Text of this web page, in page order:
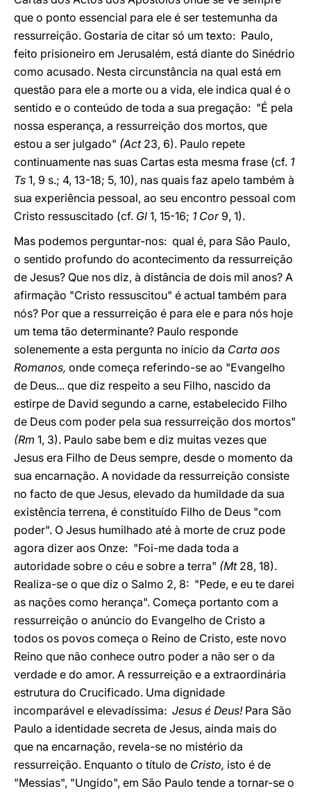
que o ponto essencial para ele é ser testemunha da
ressurreição. Gostaria de citar só um texto: Paulo,
feito prisioneiro em Jerusalém, está diante do Sinédrio
como acusado. Nesta circunstância na qual está em
questão para ele a morte ou a vida, ele indica qual é o
sentido e o conteúdo de toda a sua pregação: "É pela
nossa esperança, a ressurreição dos mortos, que
estou a ser julgado" (Act23, 6). Paulo repete
continuamente nas suas Cartas esta mesma frase (cf. 1
Ts 1, 9 s.; 4, 13-18; 5, 10), nas quais faz apelo também à
sua experiência pessoal, ao seu encontro pessoal com
Cristo ressuscitado (cf. Gl 1, 15-16; 1 Cor 9, 1).
Mas podemos perguntar-nos: qual é, para São Paulo,
o sentido profundo do acontecimento da ressurreição
de Jesus? Que nos diz, à distância de dois mil anos? A
afirmação "Cristo ressuscitou" é actual também para
nós? Por que a ressurreição é para ele e para nós hoje
um tema tão determinante? Paulo responde
solenemente a esta pergunta no início da Carta aos
Romanos, onde começa referindo-se ao "Evangelho
de Deus... que diz respeito a seu Filho, nascido da
estirpe de David segundo a carne, estabelecido Filho
de Deus com poder pela sua ressurreição dos mortos"
(Rm 1, 3). Paulo sabe bem e diz muitas vezes que
Jesus era Filho de Deus sempre, desde o momento da
sua encarnação. A novidade da ressurreição consiste
no facto de que Jesus, elevado da humildade da sua
existência terrena, é constituído Filho de Deus "com
poder". O Jesus humilhado até à morte de cruz pode
agora dizer aos Onze: "Foi-me dada toda a
autoridade sobre o céu e sobre a terra" (Mt28, 18).
Realiza-se o que diz o Salmo 2, 8: "Pede, e eu te darei
as nações como herança". Começa portanto com a
ressurreição o anúncio do Evangelho de Cristo a
todos os povos começa o Reino de Cristo, este novo
Reino que não conhece outro poder a não ser o da
verdade e do amor. A ressurreição e a extraordinária
estrutura do Crucificado. Uma dignidade
incomparável e elevadíssima: Jesus é Deus!Para São
Paulo a identidade secreta de Jesus, ainda mais do
que na encarnação, revela-se no mistério da
ressurreição. Enquanto o título de Cristo, isto é de
"Messias", "Ungido", em São Paulo tende a tornar-se o